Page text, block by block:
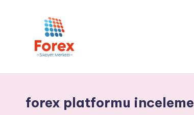
forex platformu inceleme